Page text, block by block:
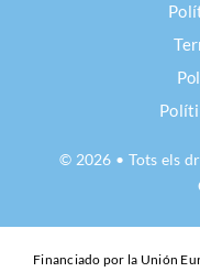
© 2026 • Tots els
Financiado por la Unión